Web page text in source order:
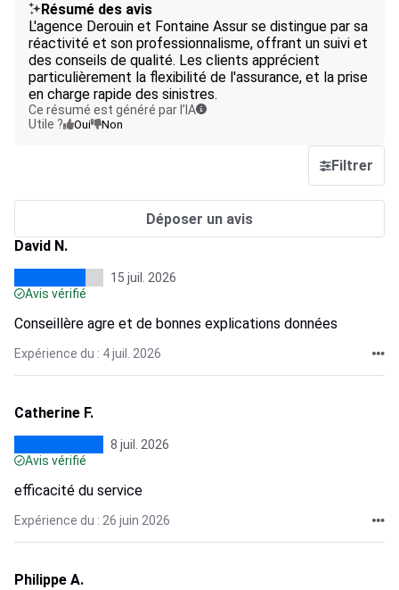
Résumé des avis
L'agence Derouin et Fontaine Assur se distingue par sa
réactivité et son professionnalisme, offrant un suivi et
des conseils de qualité. Les clients apprécient
particulièrement la flexibilité de l'assurance, et la prise
en charge rapide des sinistres.
Ce résumé est généré par l’IA
Utile ?
Oui Non
Filtrer
Déposer un avis
David N.
15 juil. 2026
Avis vérifié
Conseillère agre et de bonnes explications données
Expérience du : 4 juil. 2026
Catherine F.
8 juil. 2026
Avis vérifié
efficacité du service
Expérience du : 26 juin 2026
Philippe A.